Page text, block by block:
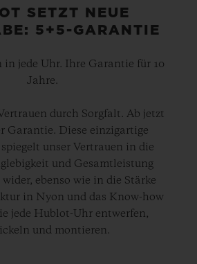
SETZT NEUE
5+5-GARANTIE
in jede Uhr. Ihre Garantie für 10
Jahre.
durch Sorgfalt. Ab jetzt
Garantie. Diese einzigartige
unser Vertrauen in die
und Gesamtleistung
ebenso wie in die Stärke
in Nyon und das Know-how
jede Hublot-Uhr entwerfen,
und montieren.